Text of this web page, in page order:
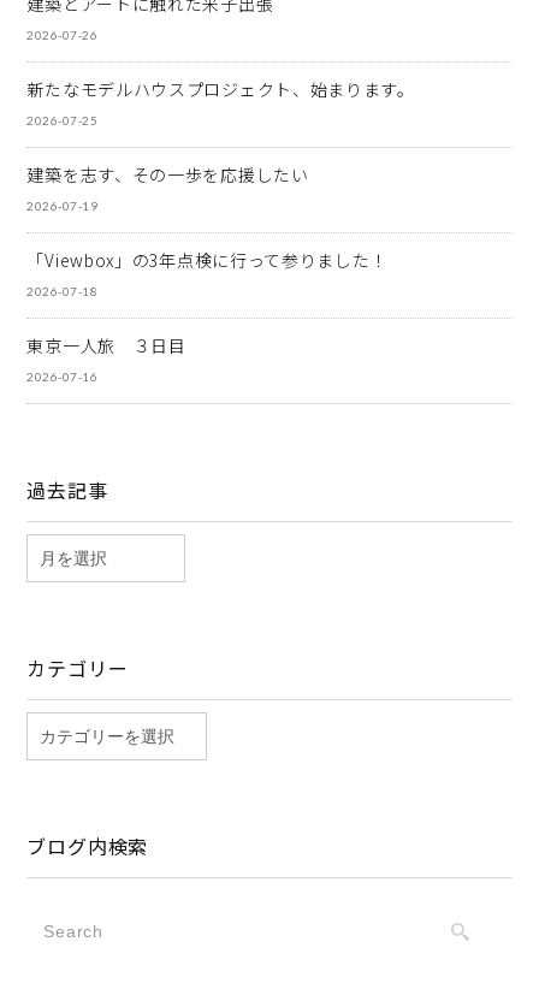
2026-07-26
新たなモデルハウスプロジェクト、始まります。
2026-07-25
建築を志す、その一歩を応援したい
2026-07-19
「Viewbox」の3年点検に行って参りました！
2026-07-18
東京一人旅 ３日目
2026-07-16
過去記事
カテゴリー
ブログ内検索